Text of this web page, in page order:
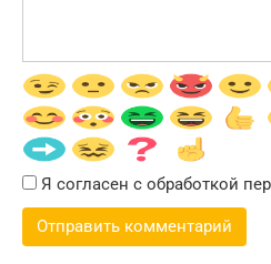
Я согласен с обработкой